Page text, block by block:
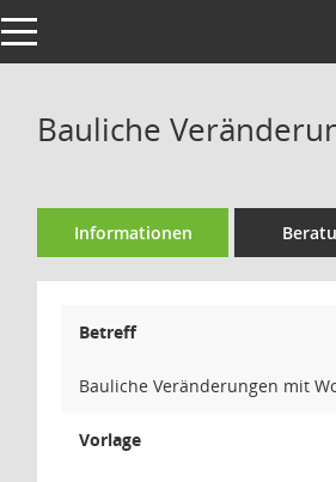
Toggle navigation
Bauliche
Informationen
Betreff
Bauliche Veränderungen mit
Vorlage